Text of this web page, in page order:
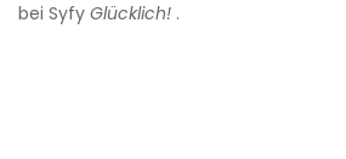
bei Syfy Glücklich! .